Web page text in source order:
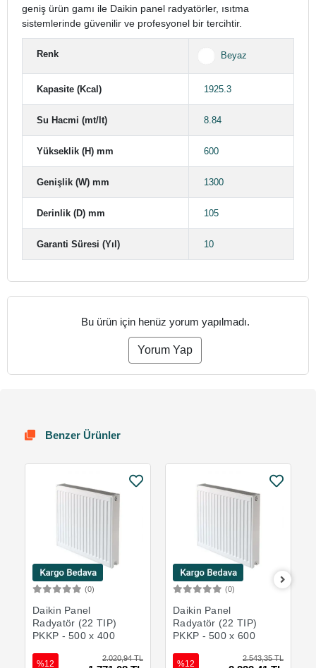
geniş ürün gamı ile Daikin panel radyatörler, ısıtma
sistemlerinde güvenilir ve profesyonel bir tercihtir.
Renk Beyaz
Kapasite (Kcal) 1925.3
Su Hacmi (mt/lt) 8.84
Yükseklik (H) mm 600
Genişlik (W) mm 1300
Derinlik (D) mm 105
Garanti Süresi (Yıl) 10
Bu ürün için henüz yorum yapılmadı.
Yorum Yap
Benzer Ürünler
(0)
Daikin Panel
Radyatör (22 TIP)
PKKP - 500 x 400
2.020,94 TL
%12
(0)
Daikin Panel
Radyatör (22 TIP)
PKKP - 500 x 600
2.543,35 TL
%12